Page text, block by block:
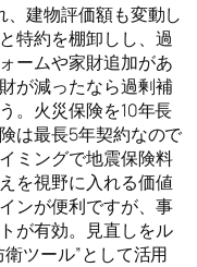
建物評価額も変動し
特約を棚卸しし、過
ームや家財追加があ
が減ったなら過剰補
。火災保険を10年長
は最長5年契約なので
ミングで地震保険料
を視野に入れる価値
ンが便利ですが、事
が有効。見直しをル
ツール”として活用